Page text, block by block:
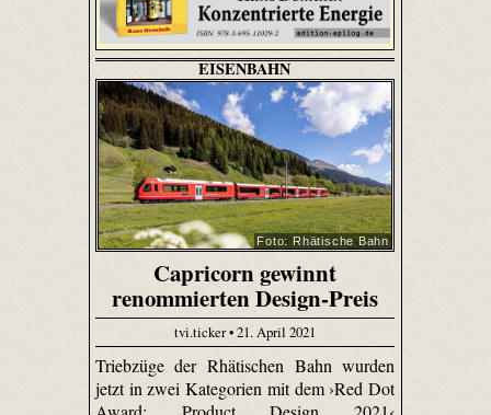
EISENBAHN
Foto: Rhätische Bahn
Capricorn gewinnt
renommierten Design-Preis
tvi.ticker • 21. April 2021
Triebzüge der Rhätischen Bahn wurden
jetzt in zwei Kategorien mit dem ›Red Dot